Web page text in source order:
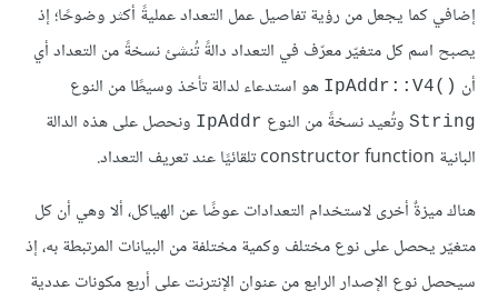
إضافي كما يجعل من رؤية تفاصيل عمل التعداد عمليةً أكثر وضوحًا؛ إذ
يصبح اسم كل متغيّر معرّف في التعداد دالةً تُنشئ نسخةً من التعداد أي
أن IpAddr::V4()‎ هو استدعاء لدالة تأخذ وسيطًا من النوع
String وتُعيد نسخةً من النوع IpAddr ونحصل على هذه الدالة
البانية constructor function تلقائيًا عند تعريف التعداد.
هناك ميزةٌ أخرى لاستخدام التعدادات عوضًا عن الهياكل، ألا وهي أن كل
متغيّر يحصل على نوع مختلف وكمية مختلفة من البيانات المرتبطة به، إذ
سيحصل نوع الإصدار الرابع من عنوان الإنترنت على أربع مكونات عددية